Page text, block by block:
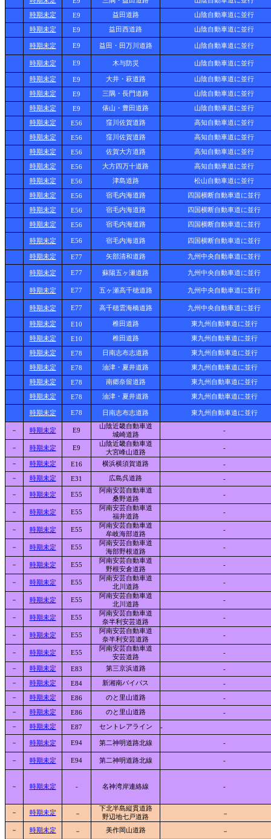
時期未定 E9 益田道路 山陰自動車道に並行
時期未定 E9 益田西道路 山陰自動車道に並行
時期未定 E9 益田・田万川道路 山陰自動車道に並行
時期未定 E9 木与防災 山陰自動車道に並行
時期未定 E9 大井・萩道路 山陰自動車道に並行
時期未定 E9 三隅・長門道路 山陰自動車道に並行
時期未定 E9 俵山・豊田道路 山陰自動車道に並行
時期未定 E56 窪川佐賀道路 高知自動車道に並行
時期未定 E56 窪川佐賀道路 高知自動車道に並行
時期未定 E56 佐賀大方道路 高知自動車道に並行
時期未定 E56 大方四万十道路 高知自動車道に並行
時期未定 E56 津島道路 松山自動車道に並行
時期未定 E56 宿毛内海道路 四国横断自動車道に並行
時期未定 E56 宿毛内海道路 四国横断自動車道に並行
時期未定 E56 宿毛内海道路 四国横断自動車道に並行
時期未定 E56 宿毛内海道路 四国横断自動車道に並行
時期未定 E77 矢部清和道路 九州中央自動車道に並行
時期未定 E77 蘇陽五ヶ瀬道路 九州中央自動車道に並行
時期未定 E77 五ヶ瀬高千穂道路 九州中央自動車道に並行
時期未定 E77 高千穂雲海橋道路 九州中央自動車道に並行
時期未定 E10 椎田道路 東九州自動車道に並行
時期未定 E10 椎田道路 東九州自動車道に並行
時期未定 E78 日南志布志道路 東九州自動車道に並行
時期未定 E78 油津・夏井道路 東九州自動車道に並行
時期未定 E78 南郷奈留道路 東九州自動車道に並行
時期未定 E78 油津・夏井道路 東九州自動車道に並行
時期未定 E78 日南志布志道路 東九州自動車道に並行
－ 時期未定 E9
山陰近畿自動車道
城崎道路
-
－ 時期未定 E9
山陰近畿自動車道
大宮峰山道路
-
－ 時期未定 E16 横浜横須賀道路 -
－ 時期未定 E31 広島呉道路 -
－ 時期未定 E55
阿南安芸自動車道
桑野道路
-
－ 時期未定 E55
阿南安芸自動車道
福井道路
-
－ 時期未定 E55
阿南安芸自動車道
牟岐海部道路
-
－ 時期未定 E55
阿南安芸自動車道
海部野根道路
-
－ 時期未定 E55
阿南安芸自動車道
野根安倉道路
-
－ 時期未定 E55
阿南安芸自動車道
北川道路
-
－ 時期未定 E55
阿南安芸自動車道
北川道路
-
－ 時期未定 E55
阿南安芸自動車道
奈半利安芸道路
-
－ 時期未定 E55
阿南安芸自動車道
奈半利安芸道路
-
－ 時期未定 E55
阿南安芸自動車道
安芸道路
-
－ 時期未定 E83 第三京浜道路 -
－ 時期未定 E84 新湘南バイパス -
－ 時期未定 E86 のと里山道路 -
－ 時期未定 E86 のと里山道路 -
－ 時期未定 E87 セントレアライン -
－ 時期未定 E94 第二神明道路北線 -
－ 時期未定 E94 第二神明道路北線 -
－ 時期未定 - 名神湾岸連絡線 -
－ 時期未定 －
下北半島縦貫道路
野辺地七戸道路
－
－ 時期未定 － 美作岡山道路
－